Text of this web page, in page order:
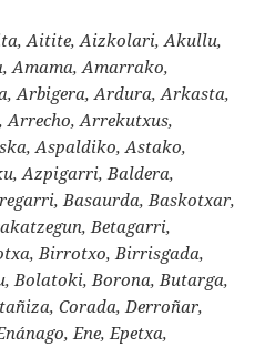
Aitite, Aizkolari, Akullu,
Amama, Amarrako,
Arbigera, Ardura, Arkasta,
Arrekutxus,
Aspaldiko, Astako,
Azpigarri, Baldera,
Basaurda, Baskotxar,
Betagarri,
Birrotxo, Birrisgada,
Bolatoki, Borona, Butarga,
Corada, Derroñar,
Ene, Epetxa,